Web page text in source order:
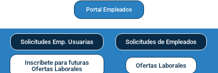
Portal Empleados
Solicitudes Emp. Usuarias Solicitudes de Empleados
Inscríbete para futuras
Ofertas Laborales
Ofertas Laborales